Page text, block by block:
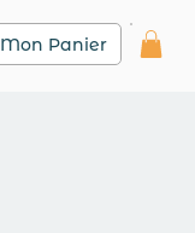
Mon Panier